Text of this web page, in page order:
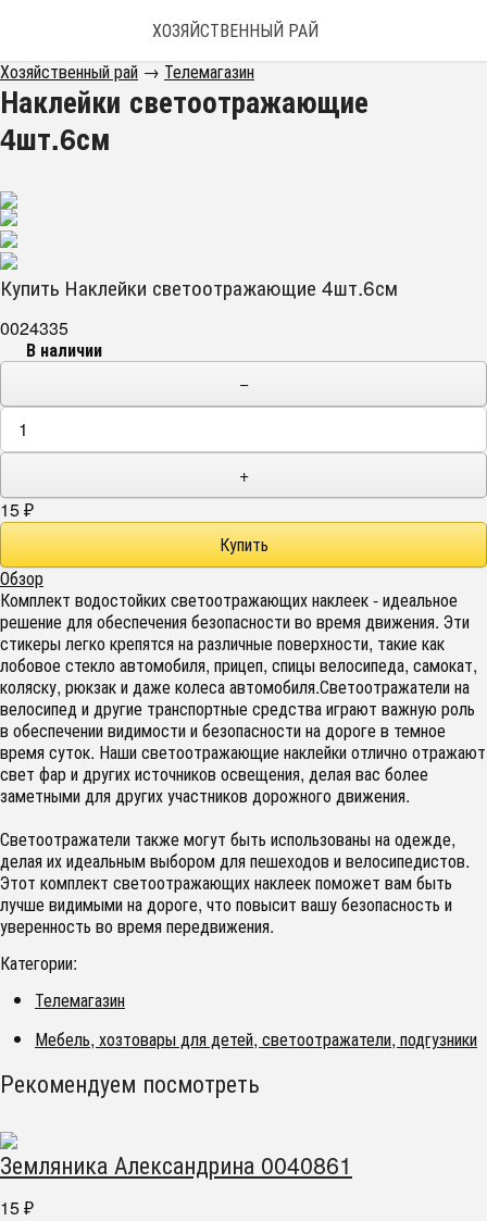
ХОЗЯЙСТВЕННЫЙ РАЙ
Хозяйственный рай → Телемагазин
Наклейки светоотражающие
4шт.6см
Купить Наклейки светоотражающие 4шт.6см
0024335
В наличии
−
+
15 ₽
Обзор
Комплект водостойких светоотражающих наклеек - идеальное
решение для обеспечения безопасности во время движения. Эти
стикеры легко крепятся на различные поверхности, такие как
лобовое стекло автомобиля, прицеп, спицы велосипеда, самокат,
коляску, рюкзак и даже колеса автомобиля.Светоотражатели на
велосипед и другие транспортные средства играют важную роль
в обеспечении видимости и безопасности на дороге в темное
время суток. Наши светоотражающие наклейки отлично отражают
свет фар и других источников освещения, делая вас более
заметными для других участников дорожного движения.
Светоотражатели также могут быть использованы на одежде,
делая их идеальным выбором для пешеходов и велосипедистов.
Этот комплект светоотражающих наклеек поможет вам быть
лучше видимыми на дороге, что повысит вашу безопасность и
уверенность во время передвижения.
Категории:
Телемагазин
Мебель, хозтовары для детей, светоотражатели, подгузники
Рекомендуем посмотреть
Земляника Александрина 0040861
15 ₽